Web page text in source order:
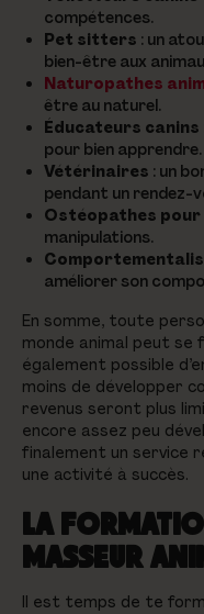
compétences.
Pet sitters : un
bien-être aux
Naturopathes
être au naturel.
Éducateurs canins
pour bien apprendre.
Vétérinaires : un
pendant un rendez-
Ostéopathes pour
manipulations.
améliorer son
En somme, toute
monde animal peut se
également possible
moins de développer
revenus seront plus
encore assez peu
finalement un service
une activité à succès.
LA
MASSEUR
Il est temps de te